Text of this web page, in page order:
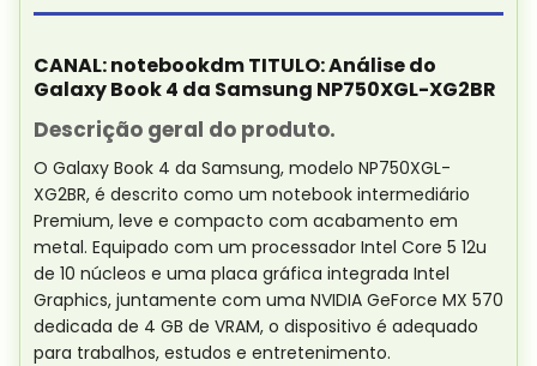
CANAL: notebookdm TITULO: Análise do
Galaxy Book 4 da Samsung NP750XGL-XG2BR
Descrição geral do produto.
O Galaxy Book 4 da Samsung, modelo NP750XGL-
XG2BR, é descrito como um notebook intermediário
Premium, leve e compacto com acabamento em
metal. Equipado com um processador Intel Core 5 12u
de 10 núcleos e uma placa gráfica integrada Intel
Graphics, juntamente com uma NVIDIA GeForce MX 570
dedicada de 4 GB de VRAM, o dispositivo é adequado
para trabalhos, estudos e entretenimento.